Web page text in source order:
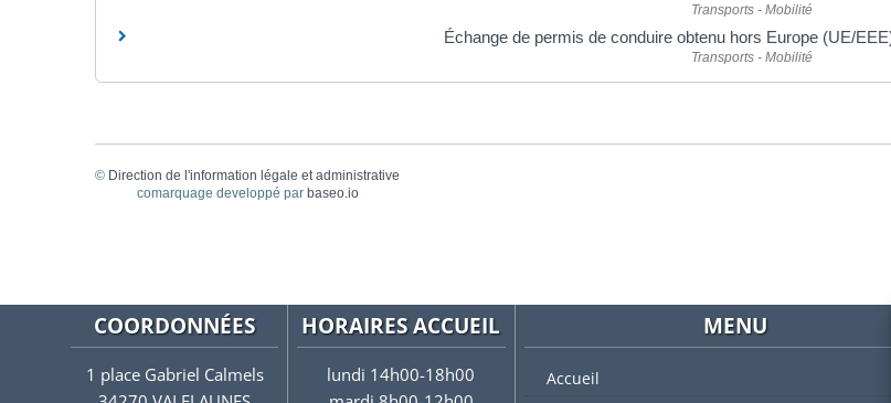
Transports - Mobilité
Échange de permis de conduire obtenu hors Europe (UE/
Transports - Mobilité
© Direction de l'information légale et administrative
comarquage developpé par baseo.io
COORDONNÉES
1 place Gabriel Calmels
HORAIRES ACCUEIL
lundi 14h00-18h00
MENU
Accueil